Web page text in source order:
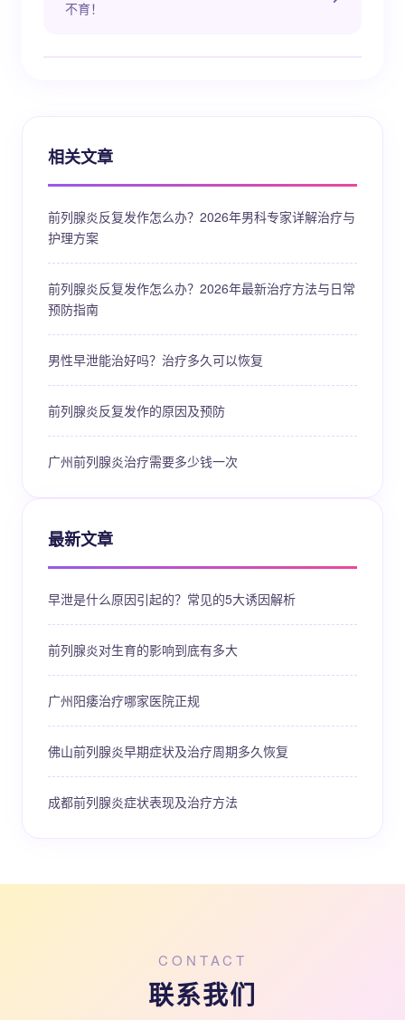
不育！
相关文章
前列腺炎反复发作怎么办？2026年男科专家详解治疗与
护理方案
前列腺炎反复发作怎么办？2026年最新治疗方法与日常
预防指南
男性早泄能治好吗？治疗多久可以恢复
前列腺炎反复发作的原因及预防
广州前列腺炎治疗需要多少钱一次
最新文章
早泄是什么原因引起的？常见的5大诱因解析
前列腺炎对生育的影响到底有多大
广州阳痿治疗哪家医院正规
佛山前列腺炎早期症状及治疗周期多久恢复
成都前列腺炎症状表现及治疗方法
CONTACT
联系我们